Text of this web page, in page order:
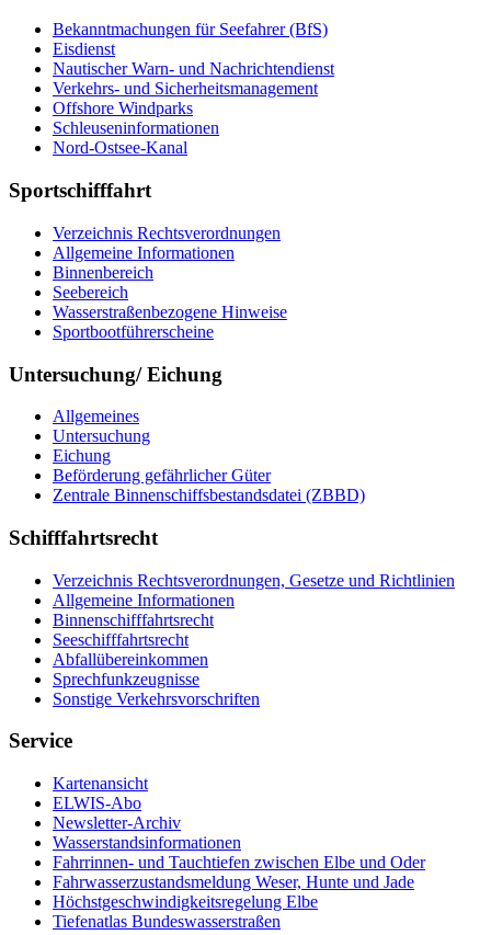
Bekanntmachungen für Seefahrer (BfS)
Eisdienst
Nautischer Warn- und Nachrichtendienst
Verkehrs- und Sicherheitsmanagement
Offshore Windparks
Schleuseninformationen
Nord-Ostsee-Kanal
Sportschifffahrt
Verzeichnis Rechtsverordnungen
Allgemeine Informationen
Binnenbereich
Seebereich
Wasserstraßenbezogene Hinweise
Sportbootführerscheine
Untersuchung/ Eichung
Allgemeines
Untersuchung
Eichung
Beförderung gefährlicher Güter
Zentrale Binnenschiffsbestandsdatei (ZBBD)
Schifffahrtsrecht
Verzeichnis Rechtsverordnungen, Gesetze und Richtlinien
Allgemeine Informationen
Binnenschifffahrtsrecht
Seeschifffahrtsrecht
Abfallübereinkommen
Sprechfunkzeugnisse
Sonstige Verkehrsvorschriften
Service
Kartenansicht
ELWIS-Abo
Newsletter-Archiv
Wasserstandsinformationen
Fahrrinnen- und Tauchtiefen zwischen Elbe und Oder
Fahrwasserzustandsmeldung Weser, Hunte und Jade
Höchstgeschwindigkeitsregelung Elbe
Tiefenatlas Bundeswasserstraßen